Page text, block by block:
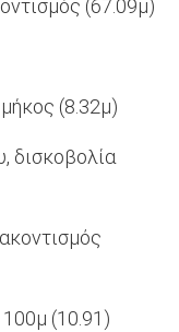
(67.09μ)
(8.32μ)
δισκοβολία
(10.91)